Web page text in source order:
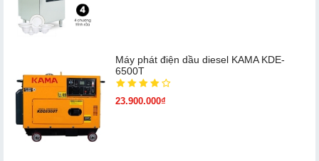
Máy phát điện dầu diesel KAMA KDE-
6500T
23.900.000₫